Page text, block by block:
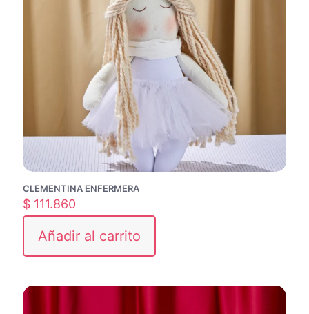
CLEMENTINA ENFERMERA
$ 111.860
Añadir al carrito